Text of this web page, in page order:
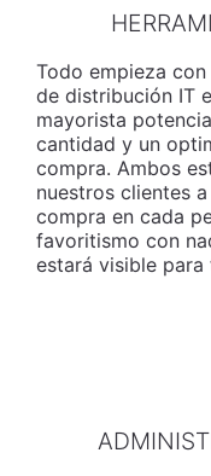
Todo empieza
de distribución IT
mayorista
cantidad y un
compra. Ambos
nuestros clientes
compra en cada
favoritismo con
estará visible para